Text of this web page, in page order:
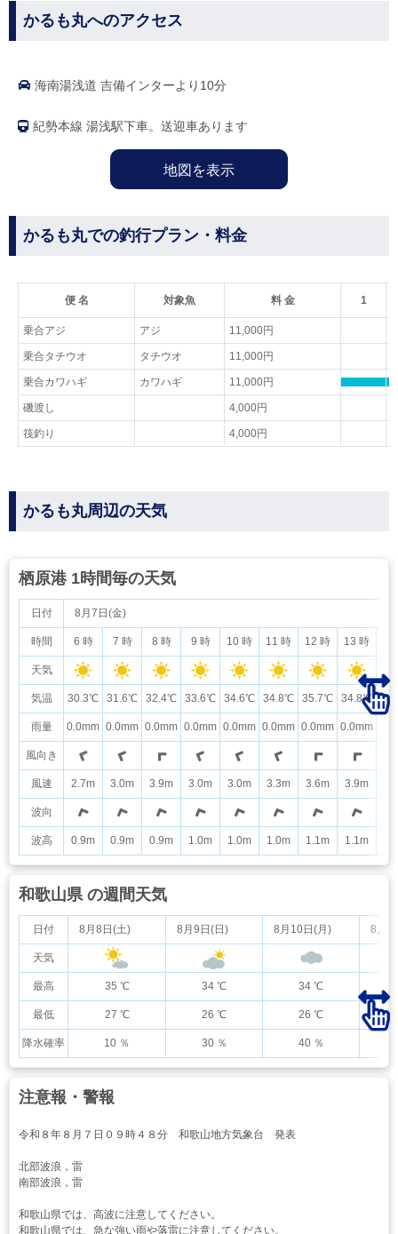
かるも丸へのアクセス
海南湯浅道 吉備インターより10分
紀勢本線 湯浅駅下車。送迎車あります
地図を表示
かるも丸での釣行プラン・料金
便 名 対象魚 料 金 1
乗合アジ アジ 11,000円
乗合タチウオ タチウオ 11,000円
乗合カワハギ カワハギ 11,000円
磯渡し 4,000円
筏釣り 4,000円
かるも丸周辺の天気
栖原港 1時間毎の天気
日付
時間
天気
気温
雨量
風向き
風速
波向
波高
8月7日(金)
6 時 7 時 8 時 9 時 10 時 11 時 12 時 13 時
30.3℃ 31.6℃ 32.4℃ 33.6℃ 34.6℃ 34.8℃ 35.7℃ 34.8℃
0.0mm 0.0mm 0.0mm 0.0mm 0.0mm 0.0mm 0.0mm 0.0mm
2.7m 3.0m 3.9m 3.0m 3.0m 3.3m 3.6m 3.9m
0.9m 0.9m 0.9m 1.0m 1.0m 1.0m 1.1m 1.1m
和歌山県 の週間天気
日付
天気
最高
最低
降水確率
8月8日(土) 8月9日(日) 8月10日(月) 8月
35 ℃ 34 ℃ 34 ℃
27 ℃ 26 ℃ 26 ℃
10 ％ 30 ％ 40 ％
注意報・警報
令和８年８月７日０９時４８分 和歌山地方気象台 発表
北部波浪，雷
南部波浪，雷
和歌山県では、高波に注意してください。
和歌山県では、急な強い雨や落雷に注意してください。